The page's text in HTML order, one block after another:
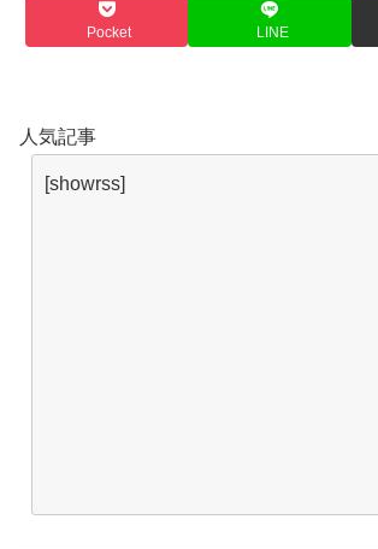
Pocket LINE
人気記事
[showrss]